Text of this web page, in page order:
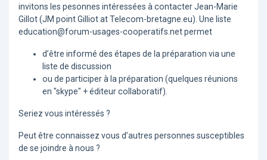
invitons les pesonnes intéressées à contacter Jean-Marie
Gillot (JM point Gilliot at Telecom-bretagne.eu). Une liste
education@forum-usages-cooperatifs.net permet
d’être informé des étapes de la préparation via une
liste de discussion
ou de participer à la préparation (quelques réunions
en "skype" + éditeur collaboratif).
Seriez vous intéressés ?
Peut être connaissez vous d’autres personnes susceptibles
de se joindre à nous ?